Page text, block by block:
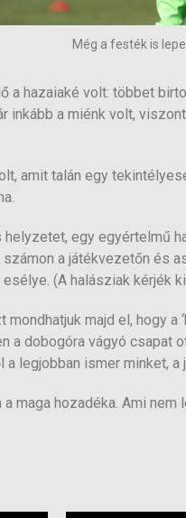
Még a festék is
hazaiaké volt: többet
inkább a miénk volt,
amit talán egy
egy egyértelmű
a játékvezetőn és
(A halásziak kérjék
mondhatjuk majd el, hogy
a dobogóra vágyó csapat
a legjobban ismer minket,
maga hozadéka. Ami